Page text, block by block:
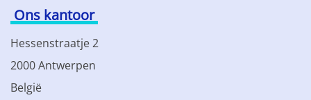
Ons kantoor
Hessenstraatje 2
2000 Antwerpen
België